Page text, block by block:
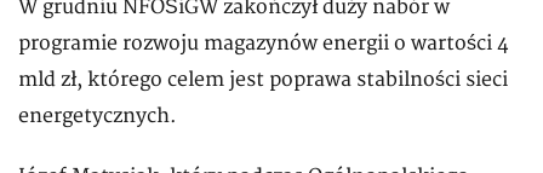
W grudniu NFOŚiGW zakończył duży nabór w
programie rozwoju magazynów energii o wartości 4
mld zł, którego celem jest poprawa stabilności sieci
energetycznych.